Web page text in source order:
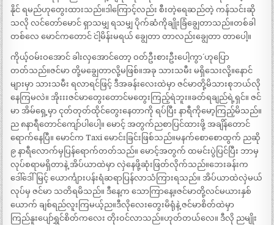
နိုင် ရမည်ဟုတွေးထားသည်။ဒါကြောင့်လည်း စီးတဲ့ရေဆည်တဲ့ ကန်သင်းဆို
သလို လင်တော်မောင် ရှာသမျှ ရသမျှ ပိုက်ဆံကိုချိုးခြံချွေတာသည်။တစ်ခါ
တစ်လေ မောင်ကတောင် `ငါ့မိန်းမရယ် ချွေတာ တာလည်းချွေတာ တာပေါ့။
ကိုယ့်ဝမ်းဝအောင် ခါးလှအောင်တော့ ဝတ်ဦးစားဦးပေါ့ကွာ´ ဟုပြော
တတ်သည်။ဇင်မာ တို့မချွေတာလို့မဖြစ်။အခု သားသမီး မရှိသေးလို့။နောင်
များမှာ သားသမီး ရလာရင်ဖြင့် ဒီအခန်းလေးထဲမှာ ဇင်မာတို့မိသားစုဘယ်လို
နေကြမလဲ။ အိုးးးဇင်မာတွေးတောင်မတွေးကြည့်ရဲဘူး။ခတ်ရချည်ရဲ့ရှင်။ ဇင်
မာ အိမ်ရှေ့မှာ ငုတ်တုတ်ထိုင်တွေးနေတာကို ရပ်ပြီး နာရီကိုမော့ကြည့်မိသည်။
ည ၈နာရီတောင်ကျော်ပါပေါ့။ မောင့် အတွက်ညစာပြင်ထားဖို့ အချိန်တောင်
ရောက်နေပြီ။ မောင်က Taxi မောင်းခြင်းဖြစ်သည်။မနက်စောစောထွက် ညဆို
၉ နာရီလောက်မှပြန်ရောက်တတ်သည်။ မောင့်အတွက် ထမင်းပွဲပြင်ပြီး ဘာမှ
လုပ်စရာမရှိတာနဲ့ အိပ်ယာထဲမှာ လှဲနေဖို့ဆုံးဖြတ်လိုက်သည်။ဘေးခန်းက
ဒေါ်ဒေါ်မြင့် ယောင်္ကျားပန်းရံဆရာပြန်လာသံကြားရသည်။ အိပ်ယာထဲလှဲမယ်
လုပ်မှ ဇင်မာ သတိရမိသည်။ ဒီနေ့က သောကြာနေ့။ဇင်မာတို့လင်မယားနှစ်
ယောက် ချစ်ရည်လူးကြမယ့်ည။ဒီလိုလေးတွေးမိရုံနဲ့ ဇင်မာစိတ်ထဲမှာ
ကြည်နူးပျော်ရွှင်စိတ်ကလေး တိုးဝင်လာသည်။ဟုတ်တယ်လေ။ ဒီလို ညမျိုး